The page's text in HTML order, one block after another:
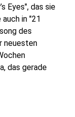
Eyes", das sie
in "21
des
neuesten
das gerade